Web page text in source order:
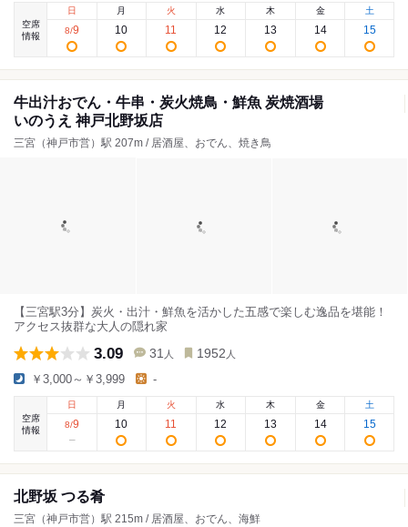
空席
情報
日
8/9
月
10
火
11
水
12
木
13
金
14
土
15
牛出汁おでん・牛串・炭火焼鳥・鮮魚 炭焼酒場
いのうえ 神戸北野坂店
三宮（神戸市営）駅 207m / 居酒屋、おでん、焼き鳥
【三宮駅3分】炭火・出汁・鮮魚を活かした五感で楽しむ逸品を堪能！
アクセス抜群な大人の隠れ家
3.09 31 人 1952 人
￥3,000～￥3,999 -
空席
情報
日
8/9
月
10
火
11
水
12
木
13
金
14
土
15
北野坂 つる肴
三宮（神戸市営）駅 215m / 居酒屋、おでん、海鮮